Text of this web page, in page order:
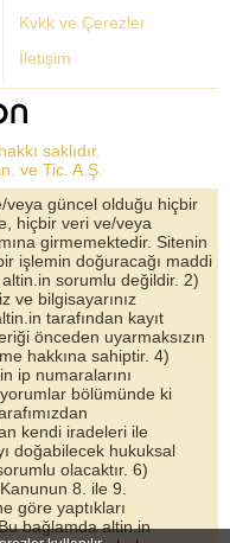
Kvkk ve Çerezler
İletişim
saklıdır.
ve Tic. A.Ş.
veya güncel olduğu hiçbir
hiçbir veri ve/veya
girmemektedir. Sitenin
işlemin doğuracağı maddi
sorumlu değildir. 2)
ve bilgisayarınız
tarafından kayıt
önceden uyarmaksızın
hakkına sahiptir. 4)
ip numaralarını
bölümünde ki
kendi iradeleri ile
doğabilecek hukuksal
olacaktır. 6)
8. ile 9.
göre yaptıkları
bağlamda altin.in